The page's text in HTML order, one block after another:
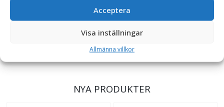
Acceptera
Visa inställningar
Allmänna villkor
NYA PRODUKTER